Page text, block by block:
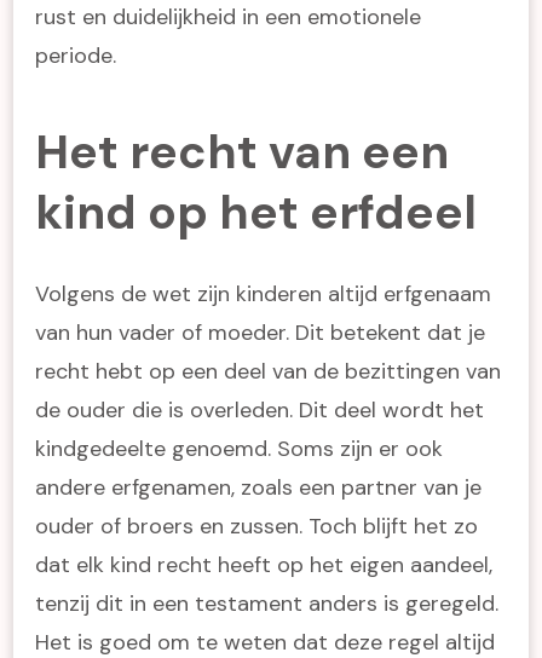
rust en duidelijkheid in een emotionele
periode.
Het recht van een
kind op het erfdeel
Volgens de wet zijn kinderen altijd erfgenaam
van hun vader of moeder. Dit betekent dat je
recht hebt op een deel van de bezittingen van
de ouder die is overleden. Dit deel wordt het
kindgedeelte genoemd. Soms zijn er ook
andere erfgenamen, zoals een partner van je
ouder of broers en zussen. Toch blijft het zo
dat elk kind recht heeft op het eigen aandeel,
tenzij dit in een testament anders is geregeld.
Het is goed om te weten dat deze regel altijd